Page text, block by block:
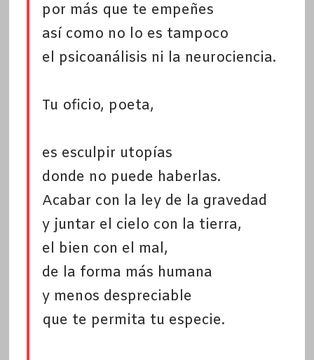
por más que te empeñes
así como no lo es tampoco
el psicoanálisis ni la neurociencia.
Tu oficio, poeta,
es esculpir utopías
donde no puede haberlas.
Acabar con la ley de la gravedad
y juntar el cielo con la tierra,
el bien con el mal,
de la forma más humana
y menos despreciable
que te permita tu especie.